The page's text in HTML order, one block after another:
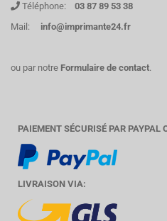
Téléphone: 03 87 89 53 38
Mail:
info@imprimante24.fr
ou par notre Formulaire de contact.
PAIEMENT SÉCURISÉ PAR PAYPAL
LIVRAISON VIA: